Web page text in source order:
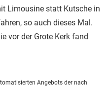
Limousine statt Kutsche in
so auch dieses Mal.
vor der Grote Kerk fand
Angebots der nach